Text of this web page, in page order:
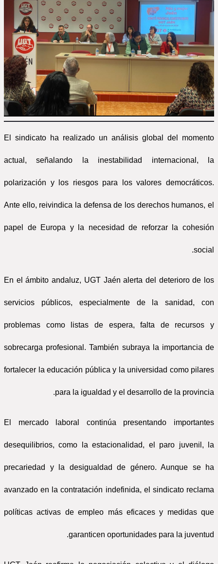
El sindicato ha realizado un análisis global del momento
actual, señalando la inestabilidad internacional, la
polarización y los riesgos para los valores democráticos.
Ante ello, reivindica la defensa de los derechos humanos, el
papel de Europa y la necesidad de reforzar la cohesión
social.
En el ámbito andaluz, UGT Jaén alerta del deterioro de los
servicios públicos, especialmente de la sanidad, con
problemas como listas de espera, falta de recursos y
sobrecarga profesional. También subraya la importancia de
fortalecer la educación pública y la universidad como pilares
para la igualdad y el desarrollo de la provincia.
El mercado laboral continúa presentando importantes
desequilibrios, como la estacionalidad, el paro juvenil, la
precariedad y la desigualdad de género. Aunque se ha
avanzado en la contratación indefinida, el sindicato reclama
políticas activas de empleo más eficaces y medidas que
garanticen oportunidades para la juventud.